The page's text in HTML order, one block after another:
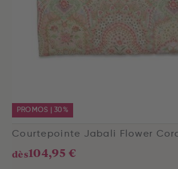
PROMOS | 30%
Courtepointe Jabali Flower
dès104,95 €